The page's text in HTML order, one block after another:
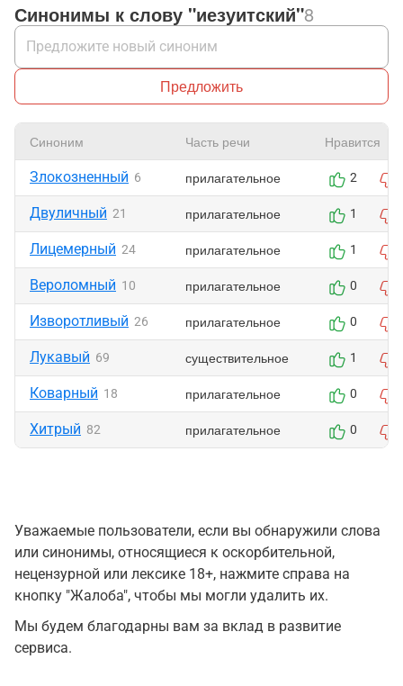
Синонимы к слову "иезуитский"8
Предложить
Синоним Часть речи Нравится
Злокозненный 6 прилагательное 2
Двуличный 21 прилагательное 1
Лицемерный 24 прилагательное 1
Вероломный 10 прилагательное 0
Изворотливый 26 прилагательное 0
Лукавый 69 существительное 1
Коварный 18 прилагательное 0
Хитрый 82 прилагательное 0
Уважаемые пользователи, если вы обнаружили слова
или синонимы, относящиеся к оскорбительной,
нецензурной или лексике 18+, нажмите справа на
кнопку "Жалоба", чтобы мы могли удалить их.
Мы будем благодарны вам за вклад в развитие
сервиса.